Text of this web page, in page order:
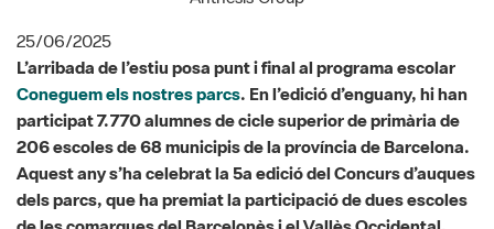
. En l’edició d’enguany, hi han
participat 7.770 alumnes de cicle superior de primària de
206 escoles de 68 municipis de la província de Barcelona.
Aquest any s’ha celebrat la 5a edició del Concurs d’auques
dels parcs, que ha premiat la participació de dues escoles
de les comarques del Barcelonès i el Vallès Occidental.
Una de les activitats principals que es duen a terme dins el
programa Coneguem els nostres parcs és la realització d’un